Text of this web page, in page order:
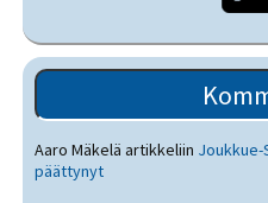
Aaro Mäkelä artikkeliin Joukkue-
päättynyt